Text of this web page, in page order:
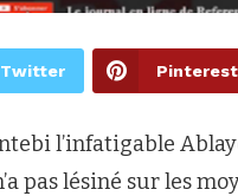
Twitter Pinterest
l’infatigable
pas lésiné sur les